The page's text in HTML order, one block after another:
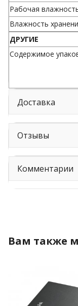
Рабочая
Влажность
ДРУГИЕ
Содержимое
Доставка
Отзывы
Комментарии
Вам также